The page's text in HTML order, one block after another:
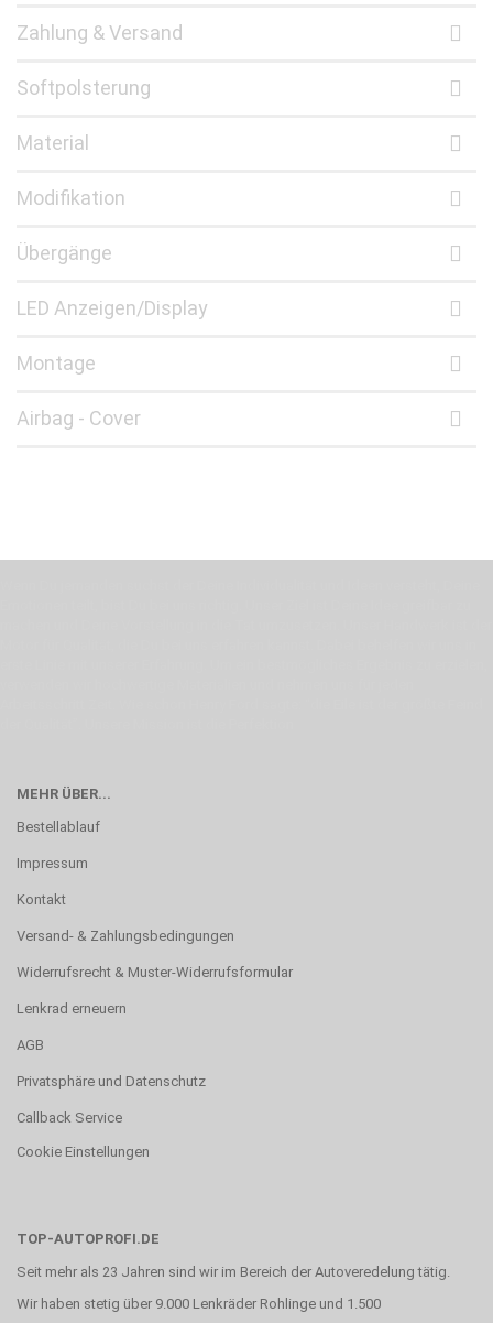
Zahlung & Versand
Softpolsterung
Material
Modifikation
Übergänge
LED Anzeigen/Display
Montage
Airbag - Cover
MEHR ÜBER...
Bestellablauf
Impressum
Kontakt
Versand- & Zahlungsbedingungen
Widerrufsrecht & Muster-Widerrufsformular
Lenkrad erneuern
AGB
Privatsphäre und Datenschutz
Callback Service
Cookie Einstellungen
TOP-AUTOPROFI.DE
Seit mehr als 23 Jahren sind wir im Bereich der Autoveredelung tätig.
Wir haben stetig über 9.000 Lenkräder Rohlinge und 1.500